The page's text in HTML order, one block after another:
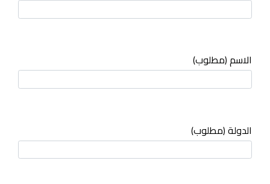
الاسم (مطلوب)
الدولة (مطلوب)